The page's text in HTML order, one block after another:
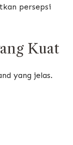
persepsi
Kuat
yang jelas.